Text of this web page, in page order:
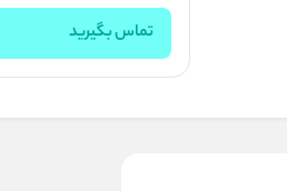
تماس بگیرید